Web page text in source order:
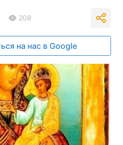
208
на нас в Google